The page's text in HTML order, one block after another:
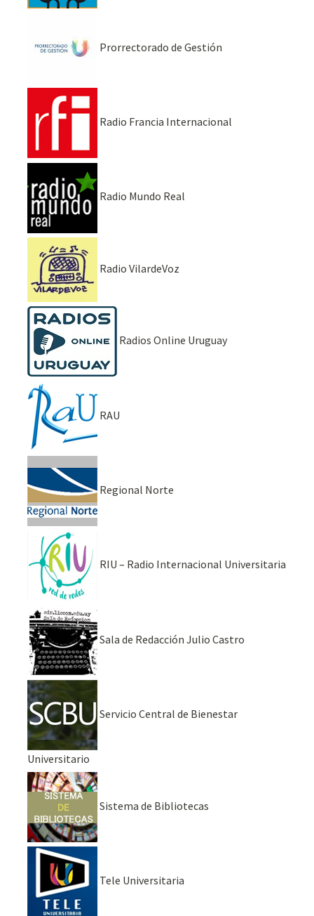
Prorrectorado de Gestión
Radio Francia Internacional
Radio Mundo Real
Radio VilardeVoz
Radios Online Uruguay
RAU
Regional Norte
RIU – Radio Internacional Universitaria
Sala de Redacción Julio Castro
Servicio Central de Bienestar
Universitario
Sistema de Bibliotecas
Tele Universitaria